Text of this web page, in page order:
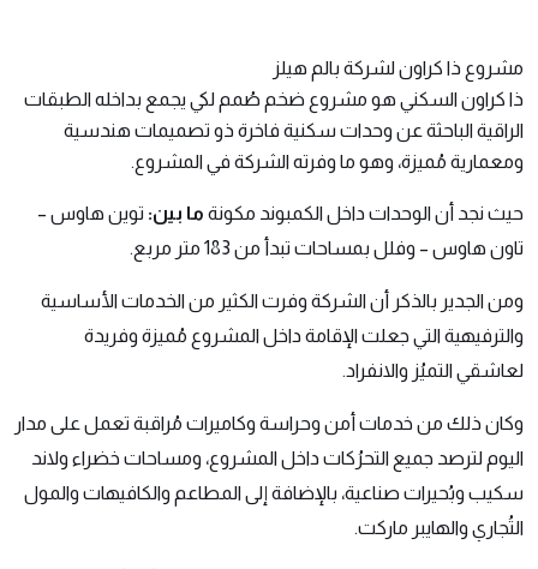
مشروع ذا كراون لشركة بالم هيلز
ذا كراون السكني هو مشروع ضخم صُمم لكي يجمع بداخله الطبقات
الراقية الباحثة عن وحدات سكنية فاخرة ذو تصميمات هندسية
ومعمارية مُميزة، وهو ما وفرته الشركة في المشروع.
حيث نجد أن الوحدات داخل الكمبوند مكونة ما بين: توين هاوس –
تاون هاوس – وفلل بمساحات تبدأ من 183 متر مربع.
ومن الجدير بالذكر أن الشركة وفرت الكثير من الخدمات الأساسية
والترفيهية التي جعلت الإقامة داخل المشروع مُميزة وفريدة
لعاشقي التميُز والانفراد.
وكان ذلك من خدمات أمن وحراسة وكاميرات مُراقبة تعمل على مدار
اليوم لترصد جميع التحرُكات داخل المشروع، ومساحات خضراء ولاند
سكيب وبُحيرات صناعية، بالإضافة إلى المطاعم والكافيهات والمول
التُجاري والهايبر ماركت.